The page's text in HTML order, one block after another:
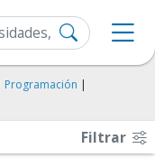
Programación |
Filtrar